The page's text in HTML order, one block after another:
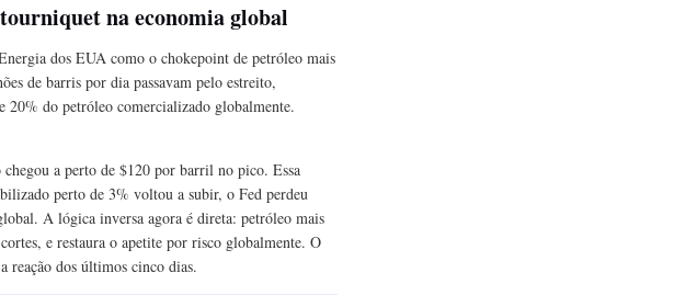
na economia global
dos EUA como o chokepoint de petróleo mais
de barris por dia passavam pelo estreito,
do petróleo comercializado globalmente.
a perto de $120 por barril no pico. Essa
perto de 3% voltou a subir, o Fed perdeu
A lógica inversa agora é direta: petróleo mais
e restaura o apetite por risco globalmente. O
reação dos últimos cinco dias.